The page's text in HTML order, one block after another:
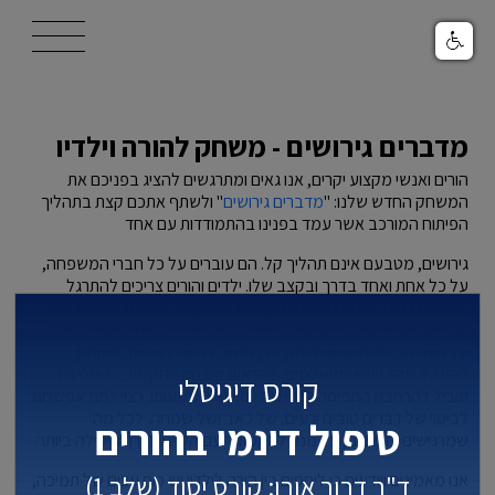
/templates/t4033/images/logo.svg
מדברים גירושים - משחק להורה וילדיו
הורים ואנשי מקצוע יקרים, אנו גאים ומתרגשים להציג בפניכם את
המשחק החדש שלנו: "מדברים גירושים" ולשתף אתכם קצת בתהליך
הפיתוח המורכב אשר עמד בפנינו בהתמודדות עם אחד
גירושים, מטבעם אינם תהליך קל. הם עוברים על כל חברי המשפחה,
על כל אחת ואחד בדרך ובקצב שלו. ילדים והורים צריכים להתרגל
תוביל להרחבת התפיסה לגבי מה שארע ומשמעותו. רצוי לתת אפשרות
שמרגישים וחושבים, על מנת להתמודד עם הקיים בדרך היעילה ביותר.
אנו מאמינים ויודעים כי ליחסים בין הורה לילדיו יש כוח עצום של תמיכה,
קורס דיגיטלי
טיפול דינמי בהורים
ד"ר דרור אורן: קורס יסוד (שלב 1)